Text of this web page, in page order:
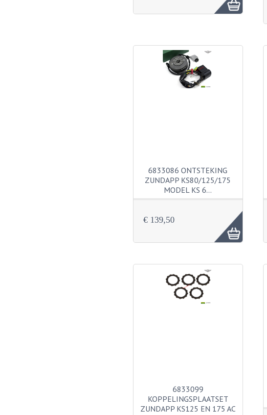
6833086 ONTSTEKING
ZUNDAPP KS80/125/175
MODEL KS 6…
€ 139,50
6833099
KOPPELINGSPLAATSET
ZUNDAPP KS125 EN 175 AC